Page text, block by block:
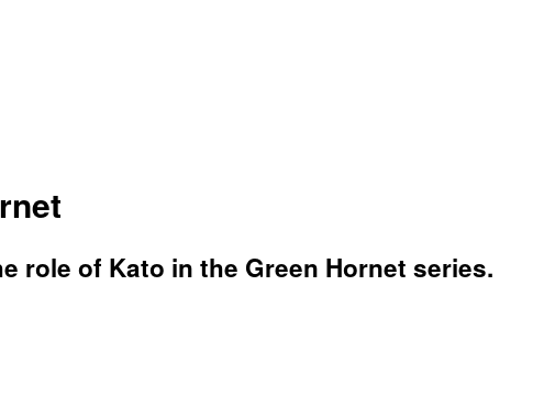
role of Kato in the Green Hornet series.